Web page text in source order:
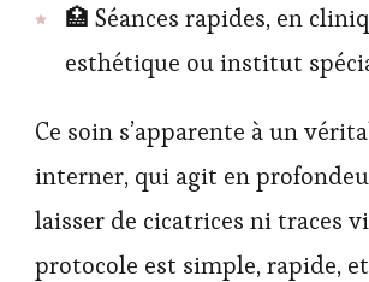
🏥 Séances rapides, en
esthétique ou institut
Ce soin s’apparente à un
interner, qui agit en
laisser de cicatrices ni traces
protocole est simple, rapide,